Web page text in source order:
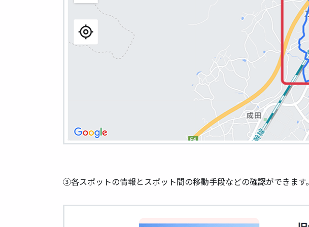
③各スポットの情報とスポット間の移動手段などの確認ができます。